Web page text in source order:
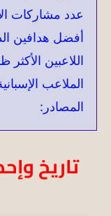
عدد مشاركات
أفضل هدافين
اللاعبين الأكثر
الملاعب
المصادر:
تاريخ